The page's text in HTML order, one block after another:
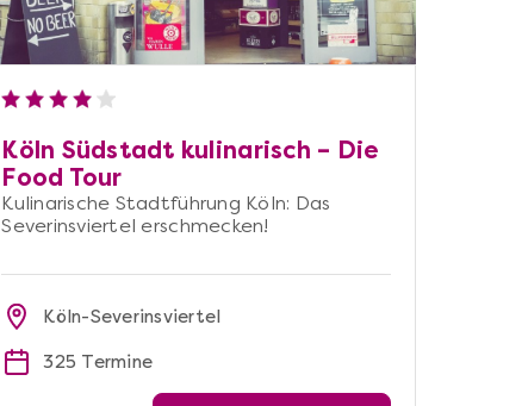
Köln Südstadt kulinarisch – Die
Food Tour
Kulinarische Stadtführung Köln: Das
Severinsviertel erschmecken!
Köln-Severinsviertel
325 Termine